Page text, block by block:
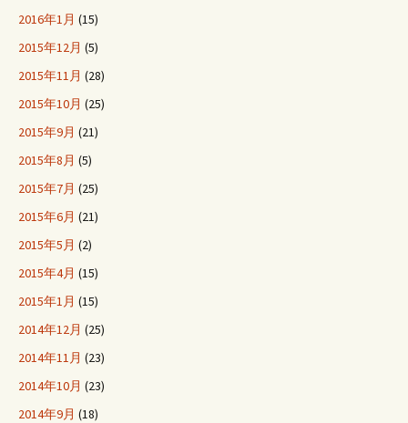
2016年1月 (15)
2015年12月 (5)
2015年11月 (28)
2015年10月 (25)
2015年9月 (21)
2015年8月 (5)
2015年7月 (25)
2015年6月 (21)
2015年5月 (2)
2015年4月 (15)
2015年1月 (15)
2014年12月 (25)
2014年11月 (23)
2014年10月 (23)
2014年9月 (18)